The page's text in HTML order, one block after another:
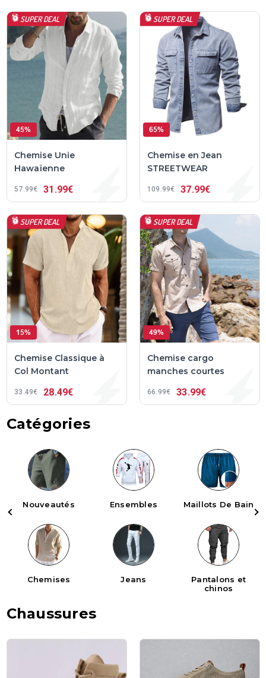
SUPER DEAL
45%
Chemise Unie
Hawaïenne
57 99€ 31 99€
SUPER DEAL
65%
Chemise en Jean
STREETWEAR
109 99€ 37 99€
SUPER DEAL
15%
Chemise Classique à
Col Montant
33 49€ 28 49€
SUPER DEAL
49%
Chemise cargo
manches courtes
66 99€ 33 99€
Catégories
Nouveautés
Chemises
Ensembles
Jeans
Maillots De Bain
Pantalons et
chinos
Chaussures